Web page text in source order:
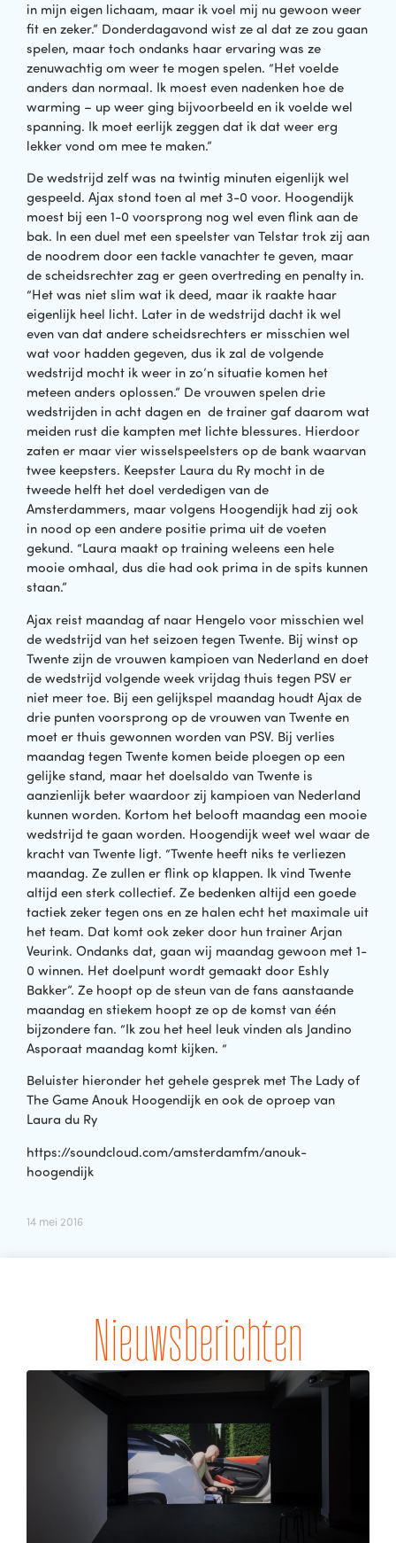
in mijn eigen lichaam, maar ik voel mij nu gewoon weer
fit en zeker.” Donderdagavond wist ze al dat ze zou gaan
spelen, maar toch ondanks haar ervaring was ze
zenuwachtig om weer te mogen spelen. “Het voelde
anders dan normaal. Ik moest even nadenken hoe de
warming – up weer ging bijvoorbeeld en ik voelde wel
spanning. Ik moet eerlijk zeggen dat ik dat weer erg
lekker vond om mee te maken.”
De wedstrijd zelf was na twintig minuten eigenlijk wel
gespeeld. Ajax stond toen al met 3-0 voor. Hoogendijk
moest bij een 1-0 voorsprong nog wel even flink aan de
bak. In een duel met een speelster van Telstar trok zij aan
de noodrem door een tackle vanachter te geven, maar
de scheidsrechter zag er geen overtreding en penalty in.
“Het was niet slim wat ik deed, maar ik raakte haar
eigenlijk heel licht. Later in de wedstrijd dacht ik wel
even van dat andere scheidsrechters er misschien wel
wat voor hadden gegeven, dus ik zal de volgende
wedstrijd mocht ik weer in zo’n situatie komen het
meteen anders oplossen.” De vrouwen spelen drie
wedstrijden in acht dagen en de trainer gaf daarom wat
meiden rust die kampten met lichte blessures. Hierdoor
zaten er maar vier wisselspeelsters op de bank waarvan
twee keepsters. Keepster Laura du Ry mocht in de
tweede helft het doel verdedigen van de
Amsterdammers, maar volgens Hoogendijk had zij ook
in nood op een andere positie prima uit de voeten
gekund. “Laura maakt op training weleens een hele
mooie omhaal, dus die had ook prima in de spits kunnen
staan.”
Ajax reist maandag af naar Hengelo voor misschien wel
de wedstrijd van het seizoen tegen Twente. Bij winst op
Twente zijn de vrouwen kampioen van Nederland en doet
de wedstrijd volgende week vrijdag thuis tegen PSV er
niet meer toe. Bij een gelijkspel maandag houdt Ajax de
drie punten voorsprong op de vrouwen van Twente en
moet er thuis gewonnen worden van PSV. Bij verlies
maandag tegen Twente komen beide ploegen op een
gelijke stand, maar het doelsaldo van Twente is
aanzienlijk beter waardoor zij kampioen van Nederland
kunnen worden. Kortom het belooft maandag een mooie
wedstrijd te gaan worden. Hoogendijk weet wel waar de
kracht van Twente ligt. “Twente heeft niks te verliezen
maandag. Ze zullen er flink op klappen. Ik vind Twente
altijd een sterk collectief. Ze bedenken altijd een goede
tactiek zeker tegen ons en ze halen echt het maximale uit
het team. Dat komt ook zeker door hun trainer Arjan
Veurink. Ondanks dat, gaan wij maandag gewoon met 1-
0 winnen. Het doelpunt wordt gemaakt door Eshly
Bakker”. Ze hoopt op de steun van de fans aanstaande
maandag en stiekem hoopt ze op de komst van één
bijzondere fan. “Ik zou het heel leuk vinden als Jandino
Asporaat maandag komt kijken. “
Beluister hieronder het gehele gesprek met The Lady of
The Game Anouk Hoogendijk en ook de oproep van
Laura du Ry
https://soundcloud.com/amsterdamfm/anouk-
hoogendijk
14 mei 2016
Nieuwsberichten